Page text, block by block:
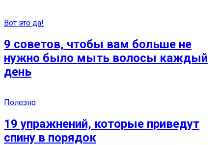
Вот это да!
9 советов, чтобы вам больше не
нужно было мыть волосы каждый
день
Полезно
19 упражнений, которые приведут
спину в порядок